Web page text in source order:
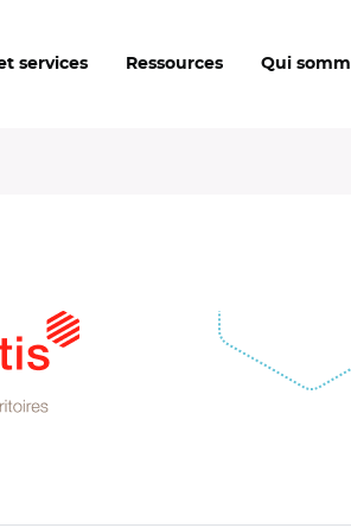
services Ressources Qui